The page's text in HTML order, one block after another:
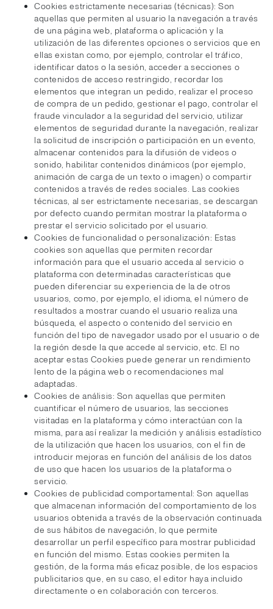
Cookies estrictamente necesarias (técnicas): Son
aquellas que permiten al usuario la navegación a través
de una página web, plataforma o aplicación y la
utilización de las diferentes opciones o servicios que en
ellas existan como, por ejemplo, controlar el tráfico,
identificar datos o la sesión, acceder a secciones o
contenidos de acceso restringido, recordar los
elementos que integran un pedido, realizar el proceso
de compra de un pedido, gestionar el pago, controlar el
fraude vinculador a la seguridad del servicio, utilizar
elementos de seguridad durante la navegación, realizar
la solicitud de inscripción o participación en un evento,
almacenar contenidos para la difusión de videos o
sonido, habilitar contenidos dinámicos (por ejemplo,
animación de carga de un texto o imagen) o compartir
contenidos a través de redes sociales. Las cookies
técnicas, al ser estrictamente necesarias, se descargan
por defecto cuando permitan mostrar la plataforma o
prestar el servicio solicitado por el usuario.
Cookies de funcionalidad o personalización: Estas
cookies son aquellas que permiten recordar
información para que el usuario acceda al servicio o
plataforma con determinadas características que
pueden diferenciar su experiencia de la de otros
usuarios, como, por ejemplo, el idioma, el número de
resultados a mostrar cuando el usuario realiza una
búsqueda, el aspecto o contenido del servicio en
función del tipo de navegador usado por el usuario o de
la región desde la que accede al servicio, etc. El no
aceptar estas Cookies puede generar un rendimiento
lento de la página web o recomendaciones mal
adaptadas.
Cookies de análisis: Son aquellas que permiten
cuantificar el número de usuarios, las secciones
visitadas en la plataforma y cómo interactúan con la
misma, para así realizar la medición y análisis estadístico
de la utilización que hacen los usuarios, con el fin de
introducir mejoras en función del análisis de los datos
de uso que hacen los usuarios de la plataforma o
servicio.
Cookies de publicidad comportamental: Son aquellas
que almacenan información del comportamiento de los
usuarios obtenida a través de la observación continuada
de sus hábitos de navegación, lo que permite
desarrollar un perfil específico para mostrar publicidad
en función del mismo. Estas cookies permiten la
gestión, de la forma más eficaz posible, de los espacios
publicitarios que, en su caso, el editor haya incluido
directamente o en colaboración con terceros.